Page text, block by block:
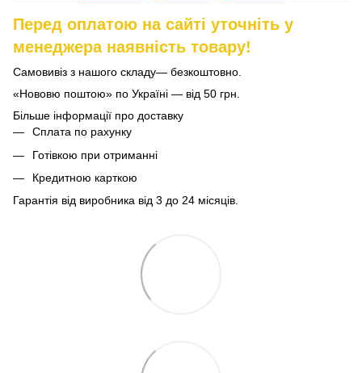
Перед оплатою на сайті уточніть у
менеджера наявність товару!
Самовивіз з нашого складу— безкоштовно.
«Нововю поштою» по Україні — від 50 грн.
Більше інформації про доставку
Сплата по рахунку
Готівкою при отриманні
Кредитною карткою
Гарантія від виробника від 3 до 24 місяців.